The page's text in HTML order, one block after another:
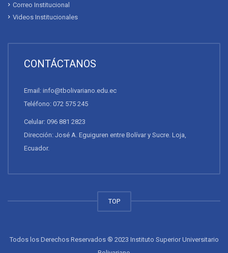
Correo Institucional
Videos Institucionales
CONTÁCTANOS
Email: info@tbolivariano.edu.ec
Teléfono: 072 575 245
Celular: 096 881 2823
Dirección: José A. Eguiguren entre Bolívar y Sucre. Loja,
Ecuador.
TOP
Todos los Derechos Reservados ® 2023 Instituto Superior Universitario